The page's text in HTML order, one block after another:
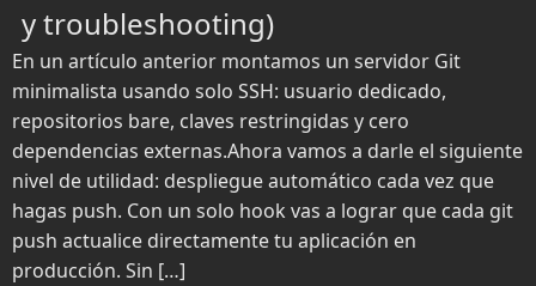
y troubleshooting)
En un artículo anterior montamos un servidor Git
minimalista usando solo SSH: usuario dedicado,
repositorios bare, claves restringidas y cero
dependencias externas.Ahora vamos a darle el siguiente
nivel de utilidad: despliegue automático cada vez que
hagas push. Con un solo hook vas a lograr que cada git
push actualice directamente tu aplicación en
producción. Sin […]